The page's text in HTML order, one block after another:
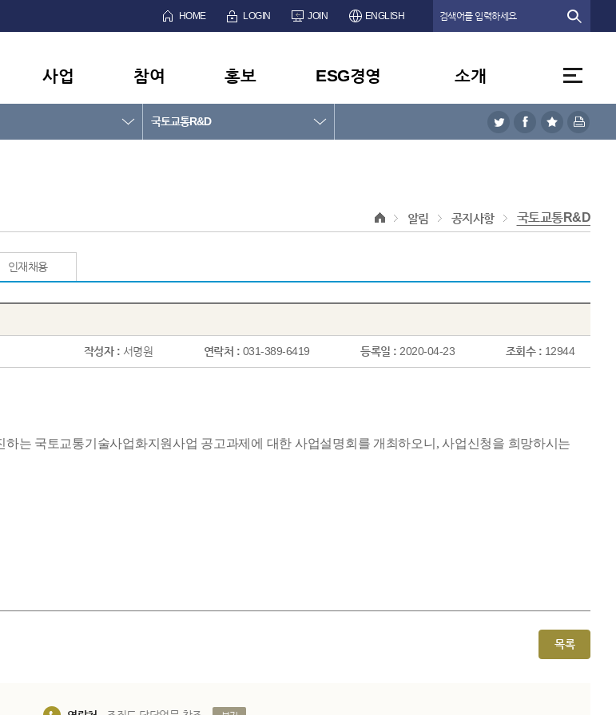
HOME LOGIN JOIN ENGLISH
사업 참여 홍보 ESG경영 소개
국토교통R&D
알림 공지사항 국토교통R&D
인재채용
작성자 : 서명원 연락처 : 031-389-6419 등록일 : 2020-04-23 조회수 : 12944
는 국토교통기술사업화지원사업 공고과제에 대한 사업설명회를 개최하오니, 사업신청을 희망하시는
목록